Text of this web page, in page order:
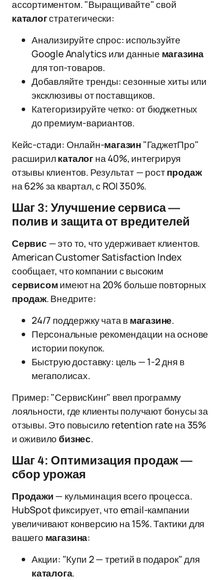
ассортиментом. "Выращивайте" свой
каталогстратегически:
Анализируйте спрос: используйте
Google Analytics или данные магазина
для топ-товаров.
Добавляйте тренды: сезонные хиты или
эксклюзивы от поставщиков.
Категоризируйте четко: от бюджетных
до премиум-вариантов.
Кейс-стади: Онлайн-магазин"ГаджетПро"
расширилкаталогна 40%, интегрируя
отзывы клиентов. Результат — ростпродаж
на 62% за квартал, с ROI 350%.
Шаг 3: Улучшение сервиса —
полив и защита от вредителей
Сервис — это то, что удерживает клиентов.
American Customer Satisfaction Index
сообщает, что компании с высоким
сервисомимеют на 20% больше повторных
продаж. Внедрите:
24/7 поддержку чата вмагазине.
Персональные рекомендации на основе
истории покупок.
Быструю доставку: цель — 1-2 дня в
мегаполисах.
Пример: "СервисКинг" ввел программу
лояльности, где клиенты получают бонусы за
отзывы. Это повысило retention rate на 35%
и оживилобизнес.
Шаг 4: Оптимизация продаж —
сбор урожая
Продажи— кульминация всего процесса.
HubSpot фиксирует, что email-кампании
увеличивают конверсию на 15%. Тактики для
вашего магазина:
Акции: "Купи 2 — третий в подарок" для
каталога.